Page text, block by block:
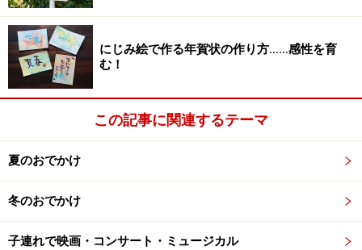
にじみ絵で作る年賀状の作り方……感性を育
む！
この記事に関連するテーマ
夏のおでかけ
冬のおでかけ
子連れで映画・コンサート・ミュージカル